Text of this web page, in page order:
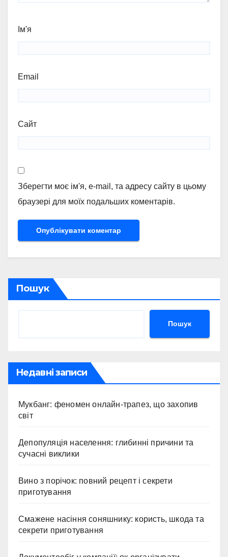
Ім'я
Email
Сайт
Зберегти моє ім'я, e-mail, та адресу сайту в цьому
браузері для моїх подальших коментарів.
Пошук
Пошук
Недавні записи
Мукбанг: феномен онлайн-трапез, що захопив
світ
Депопуляція населення: глибинні причини та
сучасні виклики
Вино з порічок: повний рецепт і секрети
приготування
Смажене насіння соняшнику: користь, шкода та
секрети приготування